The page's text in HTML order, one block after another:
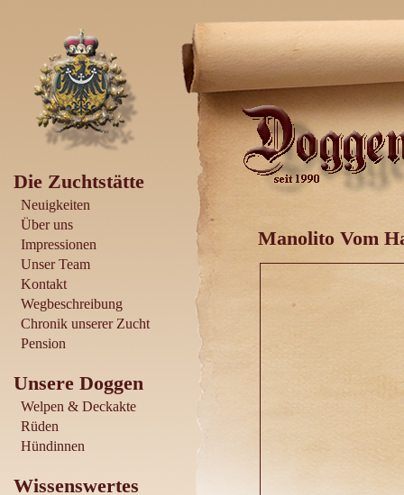
Die Zuchtstätte
Neuigkeiten
Über uns
Impressionen
Unser Team
Kontakt
Wegbeschreibung
Chronik unserer Zucht
Pension
Unsere Doggen
Welpen & Deckakte
Rüden
Hündinnen
Wissenswertes
Manolito Vom